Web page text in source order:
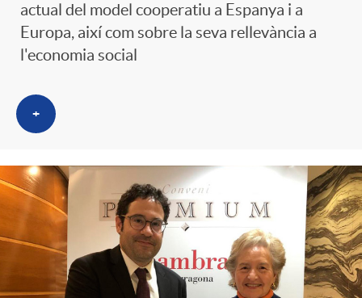
actual del model cooperatiu a Espanya i a
Europa, així com sobre la seva rellevància a
l'economia social
+